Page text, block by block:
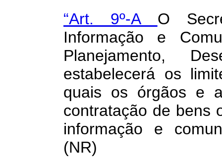
“Art. 9º-A O
Informação e
Planejamento,
estabelecerá os
quais os órgãos e
contratação de bens
informação e
(NR)